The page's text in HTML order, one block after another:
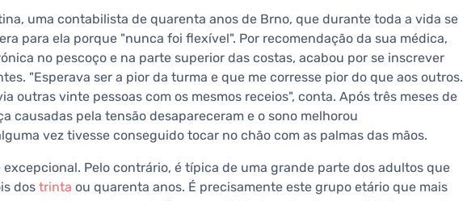
uma contabilista de quarenta anos de Brno, que durante toda a vida se
para ela porque "nunca foi flexível". Por recomendação da sua médica,
no pescoço e na parte superior das costas, acabou por se inscrever
"Esperava ser a pior da turma e que me corresse pior do que aos outros.
outras vinte pessoas com os mesmos receios", conta. Após três meses de
causadas pela tensão desapareceram e o sono melhorou
vez tivesse conseguido tocar no chão com as palmas das mãos.
Pelo contrário, é típica de uma grande parte dos adultos que
dos trinta ou quarenta anos. É precisamente este grupo etário que mais